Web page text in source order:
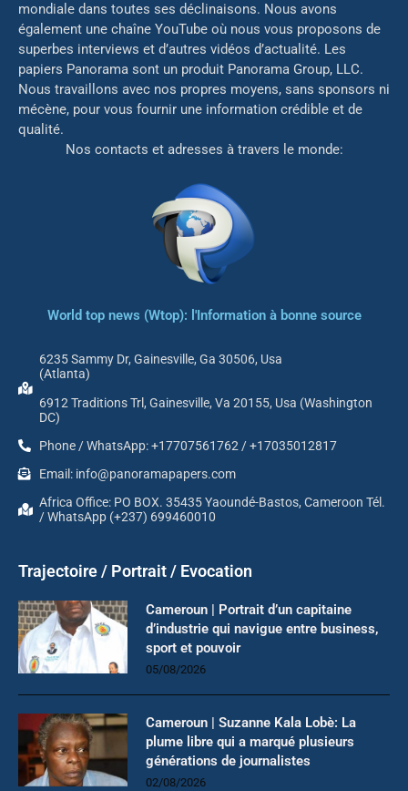
mondiale dans toutes ses déclinaisons. Nous avons
également une chaîne YouTube où nous vous proposons de
superbes interviews et d’autres vidéos d’actualité. Les
papiers Panorama sont un produit Panorama Group, LLC.
Nous travaillons avec nos propres moyens, sans sponsors ni
mécène, pour vous fournir une information crédible et de
qualité.
Nos contacts et adresses à travers le monde:
World top news (Wtop): l'Information à bonne source
6235 Sammy Dr, Gainesville, Ga 30506, Usa
(Atlanta)
6912 Traditions Trl, Gainesville, Va 20155, Usa (Washington
DC)
Phone / WhatsApp: +17707561762 / +17035012817
Email: info@panoramapapers.com
Africa Office: PO BOX. 35435 Yaoundé-Bastos, Cameroon Tél.
/ WhatsApp (+237) 699460010
Trajectoire / Portrait / Evocation
Cameroun | Portrait d’un capitaine
d’industrie qui navigue entre business,
sport et pouvoir
05/08/2026
Cameroun | Suzanne Kala Lobè: La
plume libre qui a marqué plusieurs
générations de journalistes
02/08/2026